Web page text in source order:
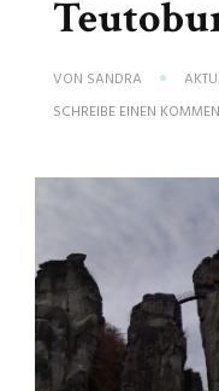
VON SANDRA
SCHREIBE EINEN